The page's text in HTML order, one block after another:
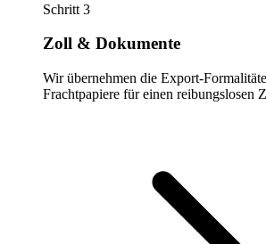
Schritt 3
Zoll & Dokumente
Wir übernehmen die Export-
Frachtpapiere für einen reibungslosen